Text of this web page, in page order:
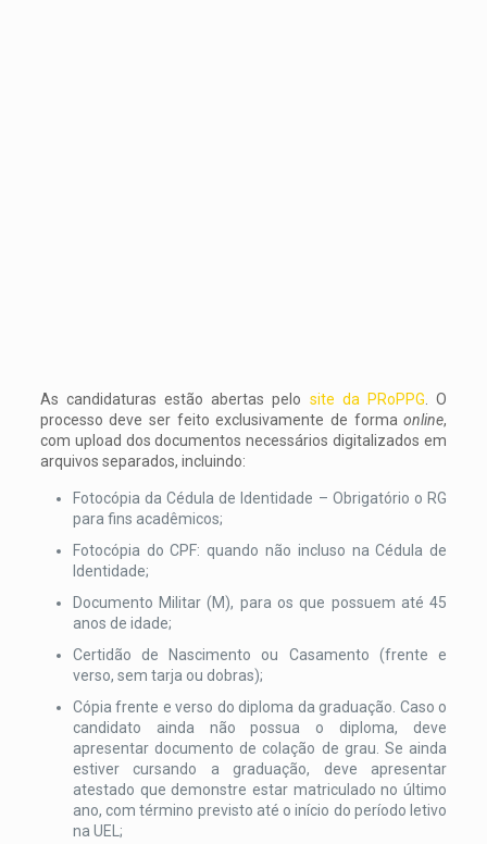
As candidaturas estão abertas pelo site da PRoPPG . O
processo deve ser feito exclusivamente de formaonline,
com upload dos documentos necessários digitalizados em
arquivos separados, incluindo:
Fotocópia da Cédula de Identidade – Obrigatório o RG
para fins acadêmicos;
Fotocópia do CPF: quando não incluso na Cédula de
Identidade;
Documento Militar (M), para os que possuem até 45
anos de idade;
Certidão de Nascimento ou Casamento (frente e
verso, sem tarja ou dobras);
Cópia frente e verso do diploma da graduação. Caso o
candidato ainda não possua o diploma, deve
apresentar documento de colação de grau. Se ainda
estiver cursando a graduação, deve apresentar
atestado que demonstre estar matriculado no último
ano, com término previsto até o início do período letivo
na UEL;